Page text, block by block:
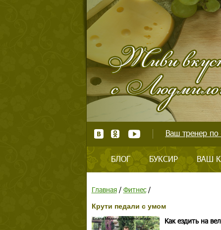
Ваш тренер по
БЛОГ БУКСИР ВАШ
Главная/ Фитнес/
Крути педали с умом
Как ездить на